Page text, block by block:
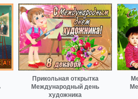
Прикольная открытка
Международный день
художника